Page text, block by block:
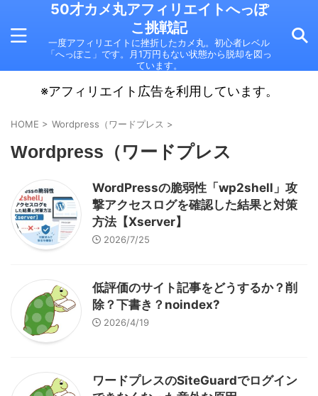
50才カメ丸アフィリエイトへっぽ
こ挑戦記
一度アフィリエイトに挫折したカメ丸。初心者レベル
「へっぽこ」です。月1万円もない状態から脱却を図っ
ています。
※アフィリエイト広告を利用しています。
HOME > Wordpress（ワードプレス >
Wordpress（ワードプレス
WordPressの脆弱性「wp2shell」攻
撃アクセスログを確認した結果と対策
方法【Xserver】
2026/7/25
低評価のサイト記事をどうするか？削
除？下書き？noindex?
2026/4/19
ワードプレスのSiteGuardでログイン